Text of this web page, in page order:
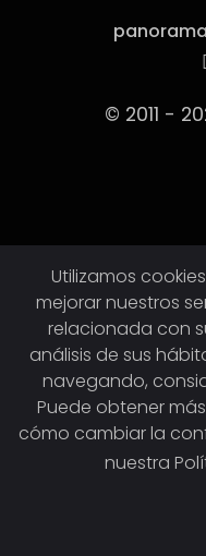
© 2011 -
Utilizamos
mejorar nuestros
relacionada con
análisis de sus
navegando,
Puede obtener
cómo cambiar la
nuestra